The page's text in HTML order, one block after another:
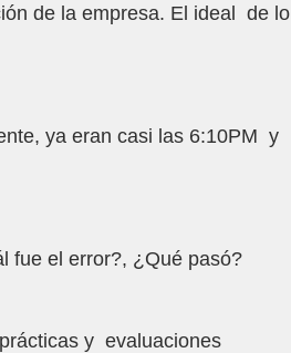
de la empresa. El ideal  de lo
ya eran casi las 6:10PM  y
fue el error?, ¿Qué pasó?
y  evaluaciones